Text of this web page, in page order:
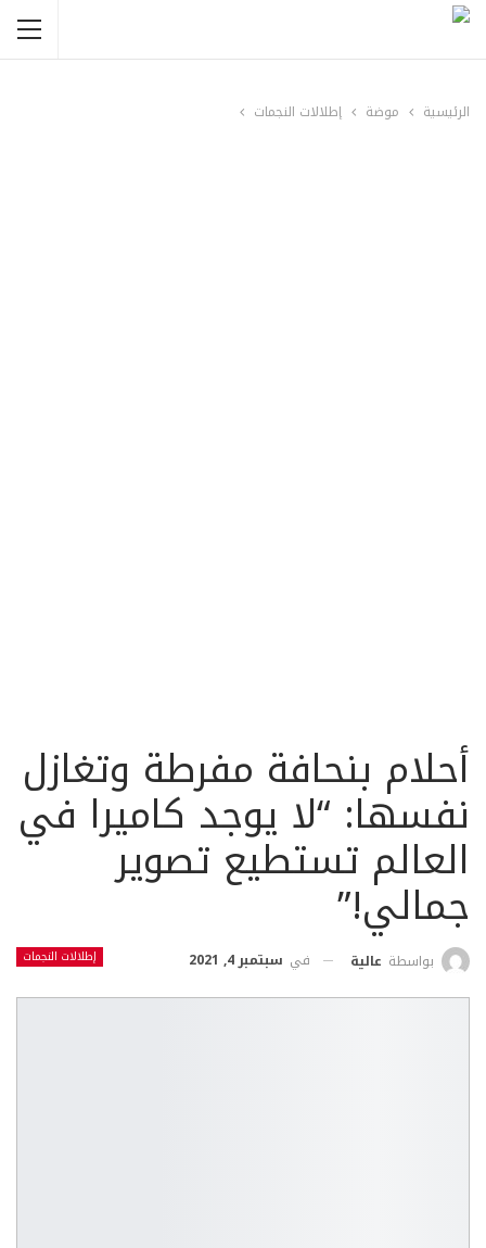
الرئيسية موضة إطلالات النجمات
أحلام بنحافة مفرطة وتغازل
نفسها: “لا يوجد كاميرا في
العالم تستطيع تصوير
جمالي!”
إطلالات النجمات بواسطة عالية في سبتمبر 4, 2021